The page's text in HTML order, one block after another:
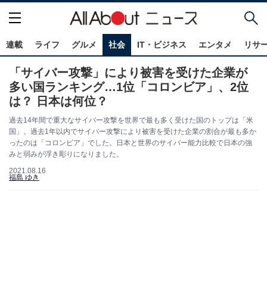
連載 ライフ グルメ 社会 IT・ビジネス エンタメ リサ
「サイバー攻撃」により被害を受けた企業が
多い国ランキング…1位「コロンビア」、2位
は？ 日本は何位？
過去14年間で重大なサイバー攻撃を世界で最も多く受けた国のトップは「米
国」。過去1年以内でサイバー攻撃により被害を受けた企業の割合が最も多か
ったのは「コロンビア」でした。日本と世界のサイバー能力比較で日本の強
みと弱みが浮き彫りになりました。
2021.08.16
福島 ゆき